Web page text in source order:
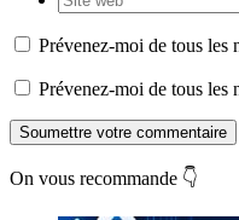
Prévenez-moi de tous les
Prévenez-moi de tous les
Soumettre votre commentaire
On vous recommande 👇